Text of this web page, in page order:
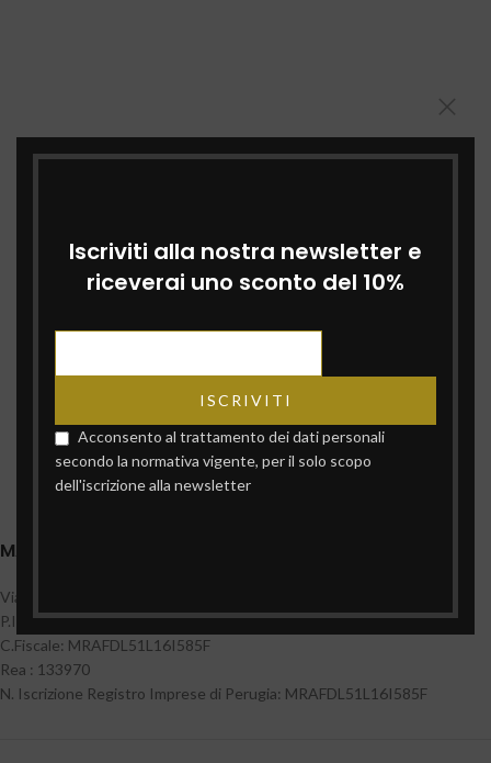
Iscriviti alla nostra newsletter e
riceverai uno sconto del 10%
Acconsento al trattamento dei dati personali
secondo la normativa vigente, per il solo scopo
dell'iscrizione alla newsletter
MARI FEDELE TARTUFI
Via Verdi 12 06042 Campello sul Clitunno(Pg)
P.Iva: 01138240542
C.Fiscale: MRAFDL51L16I585F
Rea : 133970
N. Iscrizione Registro Imprese di Perugia: MRAFDL51L16I585F